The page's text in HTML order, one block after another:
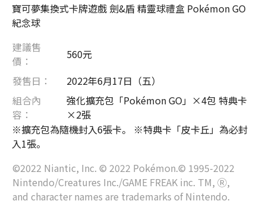
寶可夢集換式卡牌遊戲 劍&盾 精靈球禮盒 Pokémon GO
紀念球
建議售
價：
560元
發售日：
2022年6月17日（五）
組合內
容：
強化擴充包「Pokémon GO」×4包 特典卡
×2張
※擴充包為隨機封入6張卡。 ※特典卡「皮卡丘」為必封
入1張。
©2022 Niantic, Inc. © 2022 Pokémon.© 1995-2022
Nintendo/Creatures Inc./GAME FREAK inc. TM, Ⓡ,
and character names are trademarks of Nintendo.